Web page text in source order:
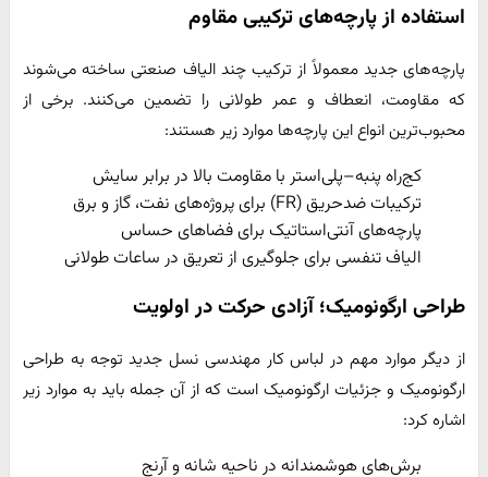
استفاده از پارچه‌های ترکیبی مقاوم
پارچه‌های جدید معمولاً از ترکیب چند الیاف صنعتی ساخته می‌شوند
که مقاومت، انعطاف و عمر طولانی را تضمین می‌کنند. برخی از
محبوب‌ترین انواع این پارچه‌ها موارد زیر هستند:
کج‌راه پنبه–پلی‌استر با مقاومت بالا در برابر سایش
ترکیبات ضدحریق (FR) برای پروژه‌های نفت، گاز و برق
پارچه‌های آنتی‌استاتیک برای فضاهای حساس
الیاف تنفسی برای جلوگیری از تعریق در ساعات طولانی
طراحی ارگونومیک؛ آزادی حرکت در اولویت
از دیگر موارد مهم در لباس کار مهندسی نسل جدید توجه به طراحی
ارگونومیک و جزئیات ارگونومیک است که از آن جمله باید به موارد زیر
اشاره کرد:
برش‌های هوشمندانه در ناحیه شانه و آرنج